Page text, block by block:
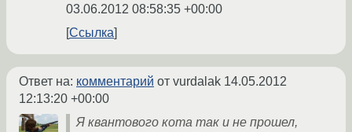
03.06.2012 08:58:35 +00:00
Ссылка
Ответ на: комментарий от vurdalak 14.05.2012
12:13:20 +00:00
Я квантового кота так и не прошел,